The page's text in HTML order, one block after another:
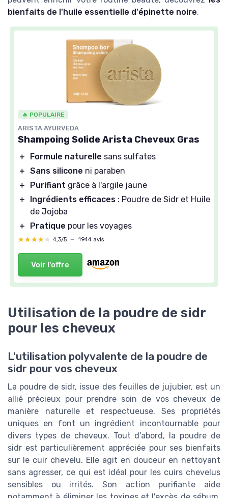
bienfaits de l'huile essentielle d'épinette noire.
🔥 POPULAIRE
ARISTA AYURVEDA
Shampoing Solide Arista Cheveux Gras
＋ Formule naturelle sans sulfates
＋ Sans silicone ni paraben
＋
Purifiant grâce à l'argile jaune
＋
Ingrédients efficaces : Poudre de Sidr et Huile
de Jojoba
＋
Pratique pour les voyages
★★★★★
★★★★★ 4,3/5 — 1944 avis
Voir l'offre
Utilisation de la poudre de sidr
pour les cheveux
L'utilisation polyvalente de la poudre de
sidr pour vos cheveux
La poudre de sidr, issue des feuilles de jujubier, est un
allié précieux pour prendre soin de vos cheveux de
manière naturelle et respectueuse. Ses propriétés
uniques en font un ingrédient incontournable pour
divers types de cheveux. Tout d'abord, la poudre de
sidr est particulièrement appréciée pour ses bienfaits
sur le cuir chevelu. Elle agit en douceur en nettoyant
sans agresser, ce qui est idéal pour les cuirs chevelus
sensibles ou irrités. Son action purifiante aide